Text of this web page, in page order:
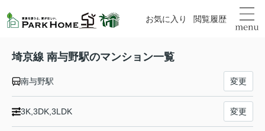
お気に入り 閲覧履歴
埼京線 南与野駅のマンション一覧
南与野駅 変更
3K,3DK,3LDK 変更